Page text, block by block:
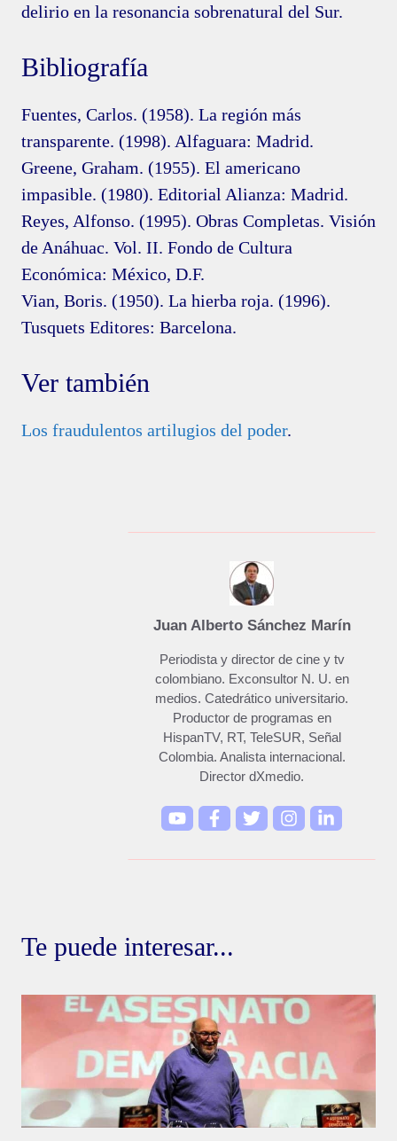
delirio en la resonancia sobrenatural del Sur.
Bibliografía
Fuentes, Carlos. (1958). La región más
transparente. (1998). Alfaguara: Madrid.
Greene, Graham. (1955). El americano
impasible. (1980). Editorial Alianza: Madrid.
Reyes, Alfonso. (1995). Obras Completas. Visión
de Anáhuac. Vol. II. Fondo de Cultura
Económica: México, D.F.
Vian, Boris. (1950). La hierba roja. (1996).
Tusquets Editores: Barcelona.
Ver también
Los fraudulentos artilugios del poder.
Juan Alberto Sánchez Marín
Periodista y director de cine y tv
colombiano. Exconsultor N. U. en
medios. Catedrático universitario.
Productor de programas en
HispanTV, RT, TeleSUR, Señal
Colombia. Analista internacional.
Director dXmedio.
Te puede interesar...